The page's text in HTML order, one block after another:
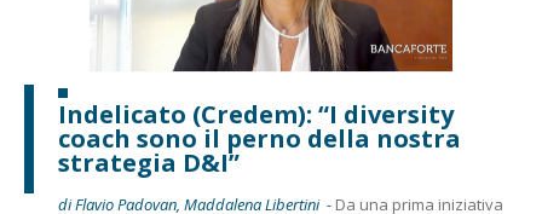
Indelicato (Credem): “I diversity
coach sono il perno della nostra
strategia D&I”
di Flavio Padovan, Maddalena Libertini - Da una prima iniziativa